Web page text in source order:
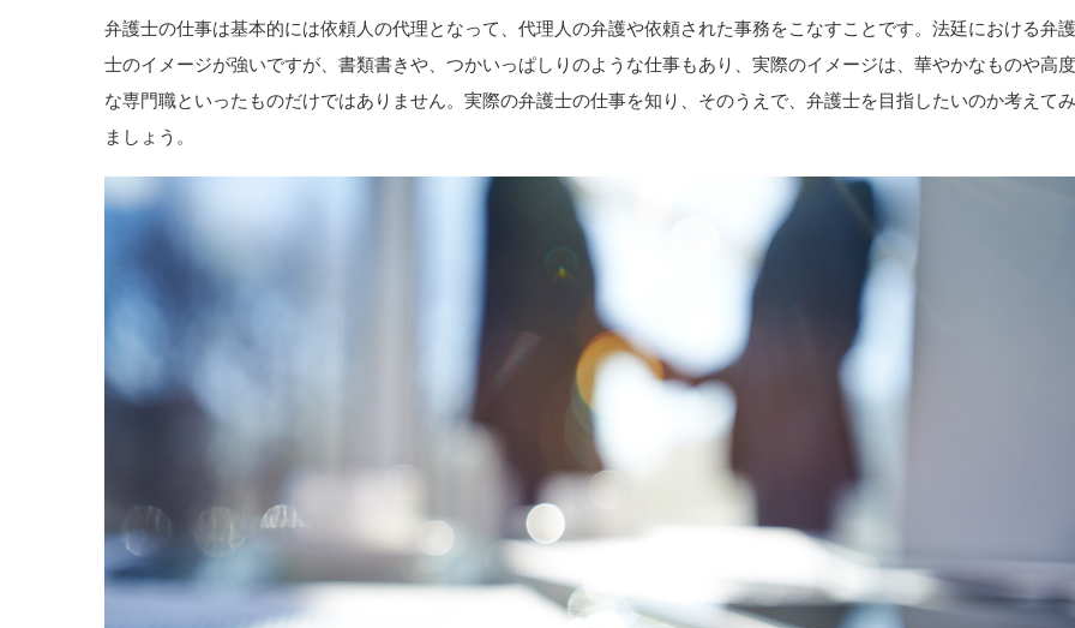
弁護士の仕事は基本的には依頼人の代理となって、代理人の弁護や依頼された事務をこなすことです。法廷における弁護
士のイメージが強いですが、書類書きや、つかいっぱしりのような仕事もあり、実際のイメージは、華やかなものや高度
な専門職といったものだけではありません。実際の弁護士の仕事を知り、そのうえで、弁護士を目指したいのか考えてみ
ましょう。